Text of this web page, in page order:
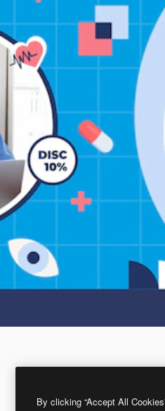
By clicking “Accept All